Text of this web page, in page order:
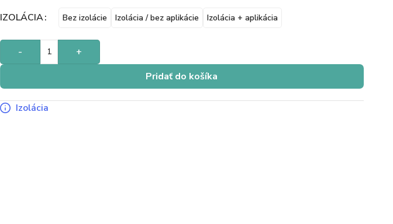
IZOLÁCIA Bez izolácie Izolácia / bez aplikácie Izolácia + aplikácia
-
+
Pridať do košíka
Izolácia